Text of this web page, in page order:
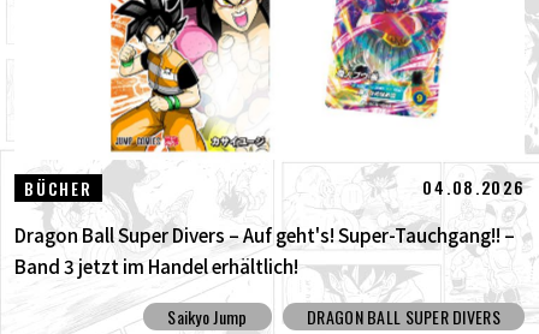
BÜCHER 04.08.2026
Dragon Ball Super Divers – Auf geht's! Super-Tauchgang!! –
Band 3 jetzt im Handel erhältlich!
Saikyo Jump DRAGON BALL SUPER DIVERS